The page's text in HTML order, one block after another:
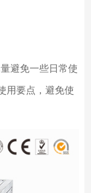
避免一些日常使
用要点，避免使